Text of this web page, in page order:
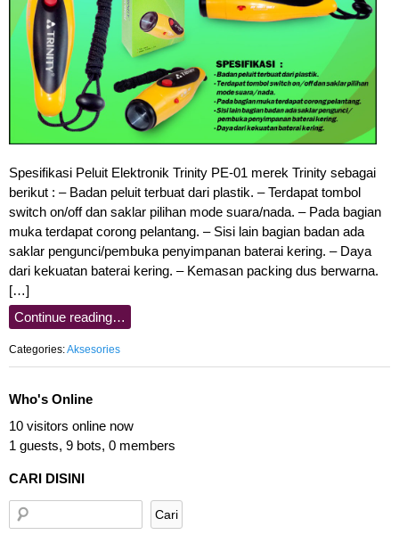
Spesifikasi Peluit Elektronik Trinity PE-01 merek Trinity sebagai
berikut : – Badan peluit terbuat dari plastik. – Terdapat tombol
switch on/off dan saklar pilihan mode suara/nada. – Pada bagian
muka terdapat corong pelantang. – Sisi lain bagian badan ada
saklar pengunci/pembuka penyimpanan baterai kering. – Daya
dari kekuatan baterai kering. – Kemasan packing dus berwarna.
[…]
Continue reading…
Categories:Aksesories
Who's Online
10 visitors online now
1 guests, 9 bots, 0 members
CARI DISINI